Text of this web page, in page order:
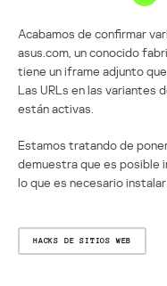
Acabamos de confirmar
asus.com, un conocido
tiene un iframe adjunto
Las URLs en las variantes
están activas.
Estamos tratando de
demuestra que es
lo que es necesario
HACKS DE SITIOS WEB